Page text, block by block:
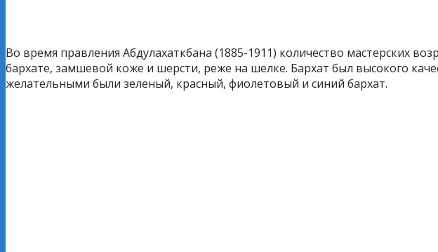
Во время правления Абдулахаткбана (1885-1911) количество мастерских
бархате, замшевой коже и шерсти, реже на шелке. Бархат был высокого
желательными были зеленый, красный, фиолетовый и синий бархат.